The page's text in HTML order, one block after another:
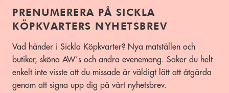
PRENUMERERA PÅ SICKLA
KÖPKVARTERS NYHETSBREV
Vad händer i Sickla Köpkvarter? Nya matställen och
butiker, sköna AW´s och andra evenemang. Saker du helt
enkelt inte visste att du missade är väldigt lätt att åtgärda
genom att signa upp dig på vårt nyhetsbrev.